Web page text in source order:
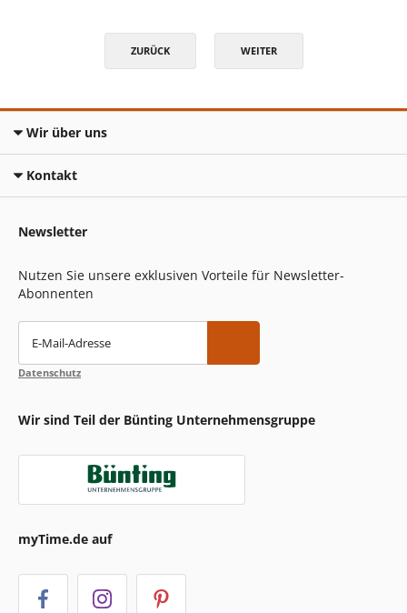
ZURÜCK WEITER
Wir über uns
Kontakt
Newsletter
Nutzen Sie unsere exklusiven Vorteile für Newsletter-
Abonnenten
E-Mail-Adresse
Datenschutz
Wir sind Teil der Bünting Unternehmensgruppe
myTime.de auf